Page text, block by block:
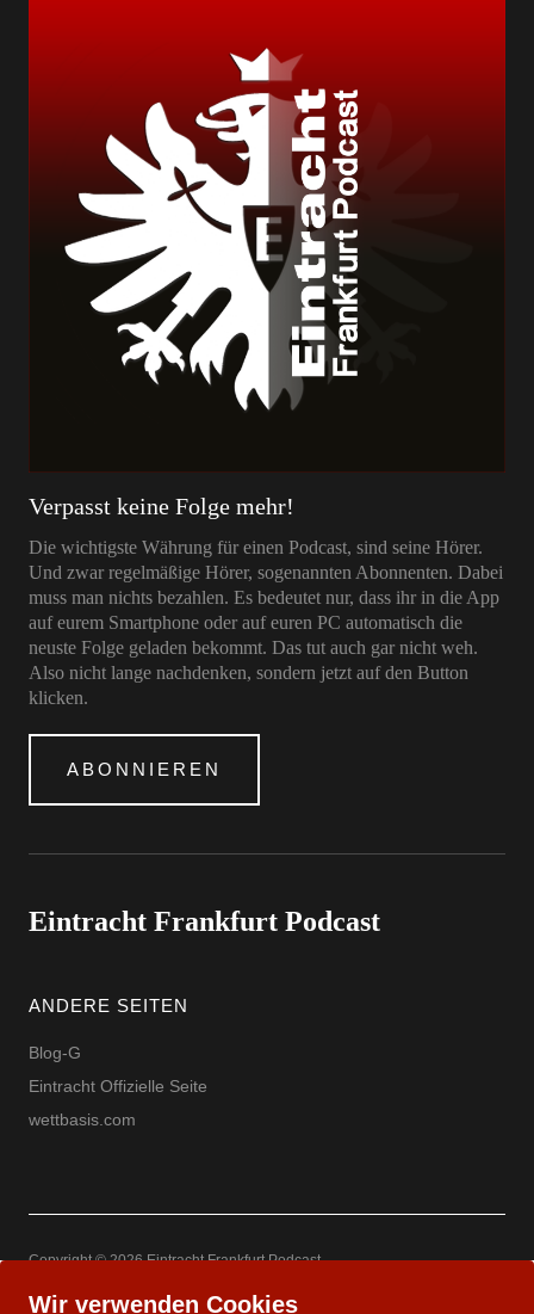
Verpasst keine Folge mehr!
Die wichtigste Währung für einen Podcast, sind seine Hörer.
Und zwar regelmäßige Hörer, sogenannten Abonnenten. Dabei
muss man nichts bezahlen. Es bedeutet nur, dass ihr in die App
auf eurem Smartphone oder auf euren PC automatisch die
neuste Folge geladen bekommt. Das tut auch gar nicht weh.
Also nicht lange nachdenken, sondern jetzt auf den Button
klicken.
ABONNIEREN
Eintracht Frankfurt Podcast
ANDERE SEITEN
Blog-G
Eintracht Offizielle Seite
wettbasis.com
Copyright © 2026 Eintracht Frankfurt Podcast
Theme: Uku byElmastudio
Wir verwenden Cookies